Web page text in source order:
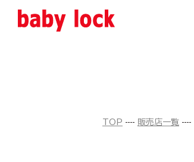
TOP 販売店一覧